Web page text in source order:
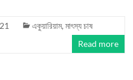
একুয়ারিয়াম,মাৎস্য চাষ
Read more